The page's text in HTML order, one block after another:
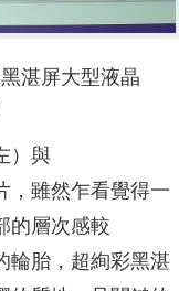
湛屏大型液晶
）與
，雖然乍看覺得一
的層次感較
輪胎，超絢彩黑湛